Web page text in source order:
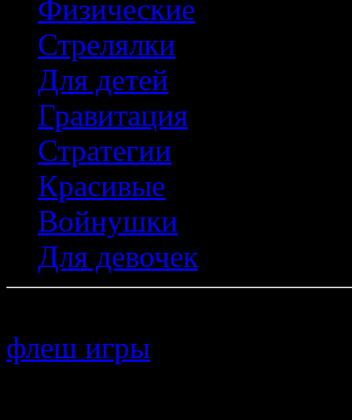
Физические
Стрелялки
Для детей
Гравитация
Стратегии
Красивые
Войнушки
Для девочек
флеш игры